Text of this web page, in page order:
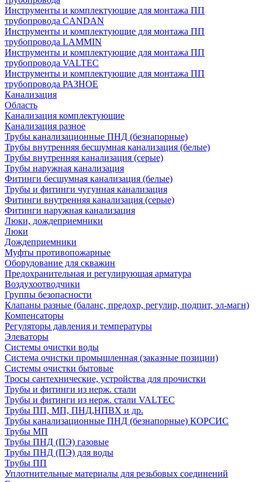
Инструменты и комплектующие для монтажа ПП
трубопровода CANDAN
Инструменты и комплектующие для монтажа ПП
трубопровода LAMMIN
Инструменты и комплектующие для монтажа ПП
трубопровода VALTEC
Инструменты и комплектующие для монтажа ПП
трубопровода РАЗНОЕ
Канализация
Область
Канализация комплектующие
Канализация разное
Трубы канализационные ПНД (безнапорные)
Трубы внутренняя бесшумная канализация (белые)
Трубы внутренняя канализация (серые)
Трубы наружная канализация
Фитинги бесшумная канализация (белые)
Трубы и фитинги чугунная канализация
Фитинги внутренняя канализация (серые)
Фитинги наружная канализация
Люки, дождеприемники
Люки
Дождеприемники
Муфты противопожарные
Оборудование для скважин
Предохранительная и регулирующая арматура
Воздухоотводчики
Группы безопасности
Клапаны разные (баланс, предохр, регулир, подпит, эл-магн)
Компенсаторы
Регуляторы давления и температуры
Элеваторы
Системы очистки воды
Система очистки промышленная (заказные позиции)
Системы очистки бытовые
Тросы сантехнические, устройства для прочистки
Трубы и фитинги из нерж. стали
Трубы и фитинги из нерж. стали VALTEC
Трубы ПП, МП, ПНД,НПВХ и др.
Трубы канализационные ПНД (безнапорные) КОРСИС
Трубы МП
Трубы ПНД (ПЭ) газовые
Трубы ПНД (ПЭ) для воды
Трубы ПП
Уплотнительные материалы для резьбовых соединений